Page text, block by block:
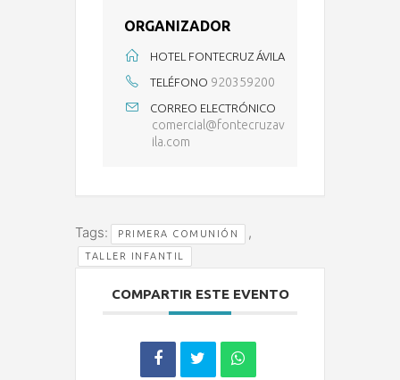
ORGANIZADOR
HOTEL FONTECRUZ ÁVILA
TELÉFONO 920359200
CORREO ELECTRÓNICO
comercial@fontecruzav
ila.com
Tags: PRIMERA COMUNIÓN ,
TALLER INFANTIL
COMPARTIR ESTE EVENTO